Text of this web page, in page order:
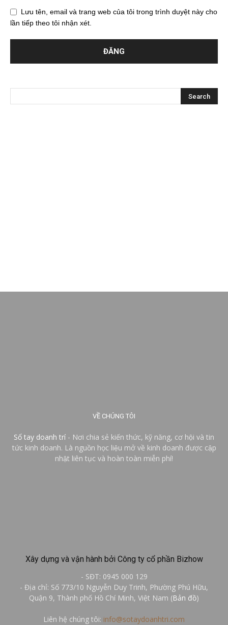
Lưu tên, email và trang web của tôi trong trình duyệt này cho
lần tiếp theo tôi nhận xét.
VỀ CHÚNG TÔI
Sổ tay doanh trí - Nơi chia sẻ kiến thức, kỹ năng, cơ hội và tin
tức kinh doanh. Là nguồn học liệu mở về kinh doanh được cập
nhật liên tục và hoàn toàn miễn phí!
Xây dựng và vận hành bởi Công ty cổ phần Bizhow
- SĐT: 0945 000 129
- Địa chỉ: Số 773/10 Nguyễn Duy Trinh, Phường Phú Hữu,
Quận 9, Thành phố Hồ Chí Minh, Việt Nam (Bản đồ)
Liên hệ chúng tôi: info@sotaydoanhtri.com